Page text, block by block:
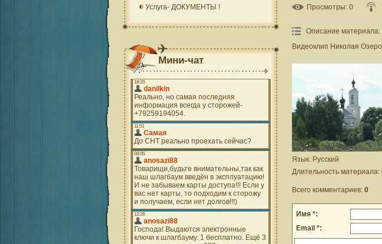
Просмотры: 0
Описание материала:
Видеоклип Николая
Язык: Русский
Длительность материала:
Всего комментариев: 0
Имя *:
Email *:
Услуга- ДОКУМЕНТЫ !
Мини-чат